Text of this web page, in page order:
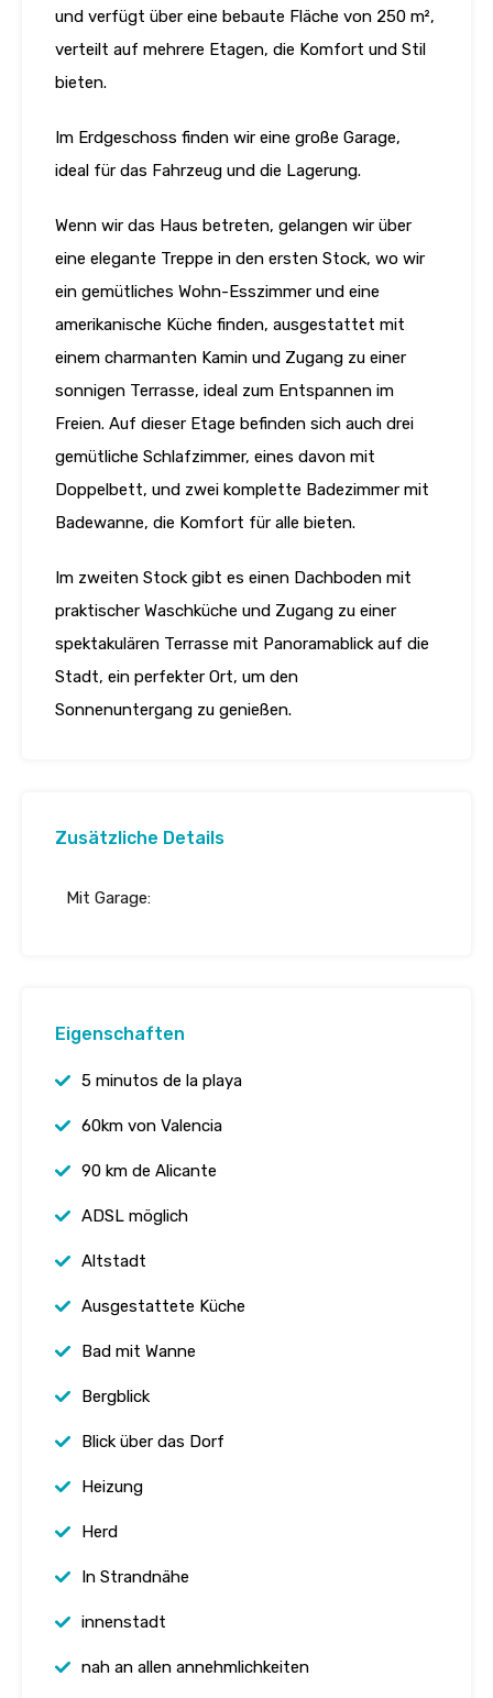
und verfügt über eine bebaute Fläche von 250 m²,
verteilt auf mehrere Etagen, die Komfort und Stil
bieten.
Im Erdgeschoss finden wir eine große Garage,
ideal für das Fahrzeug und die Lagerung.
Wenn wir das Haus betreten, gelangen wir über
eine elegante Treppe in den ersten Stock, wo wir
ein gemütliches Wohn-Esszimmer und eine
amerikanische Küche finden, ausgestattet mit
einem charmanten Kamin und Zugang zu einer
sonnigen Terrasse, ideal zum Entspannen im
Freien. Auf dieser Etage befinden sich auch drei
gemütliche Schlafzimmer, eines davon mit
Doppelbett, und zwei komplette Badezimmer mit
Badewanne, die Komfort für alle bieten.
Im zweiten Stock gibt es einen Dachboden mit
praktischer Waschküche und Zugang zu einer
spektakulären Terrasse mit Panoramablick auf die
Stadt, ein perfekter Ort, um den
Sonnenuntergang zu genießen.
Zusätzliche Details
Mit Garage:
Eigenschaften
5 minutos de la playa
60km von Valencia
90 km de Alicante
ADSL möglich
Altstadt
Ausgestattete Küche
Bad mit Wanne
Bergblick
Blick über das Dorf
Heizung
Herd
In Strandnähe
innenstadt
nah an allen annehmlichkeiten